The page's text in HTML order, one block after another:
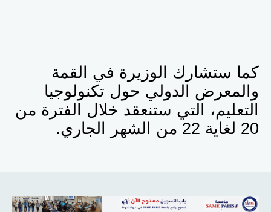
كما ستشارك الوزيرة في القمة
والمعرض الدولي حول تكنولوجيا
التعليم، التي ستنعقد خلال الفترة من
20 لغاية 22 من الشهر الجاري.